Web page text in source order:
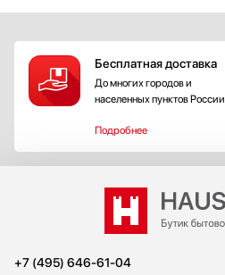
Бесплатная доставка
До многих городов и
населенных пунктов России
Подробнее
+7 (495) 646-61-04